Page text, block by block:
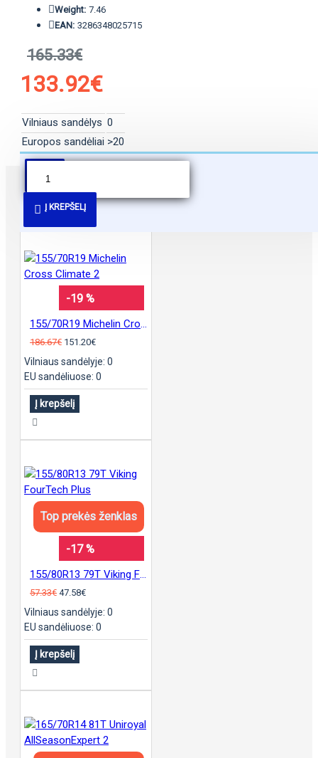
Weight: 7.46
EAN: 3286348025715
165.33€
133.92€
Vilniaus sandėlys 0
Europos sandėliai >20
Į KREPŠELĮ
PANAŠŪS PASIŪLYMAI
-19 %
186.67€ 151.20€
Vilniaus sandėlyje: 0
EU sandėliuose: 0
Į krepšelį
Top prekės ženklas
-17 %
57.33€ 47.58€
Vilniaus sandėlyje: 0
EU sandėliuose: 0
Į krepšelį